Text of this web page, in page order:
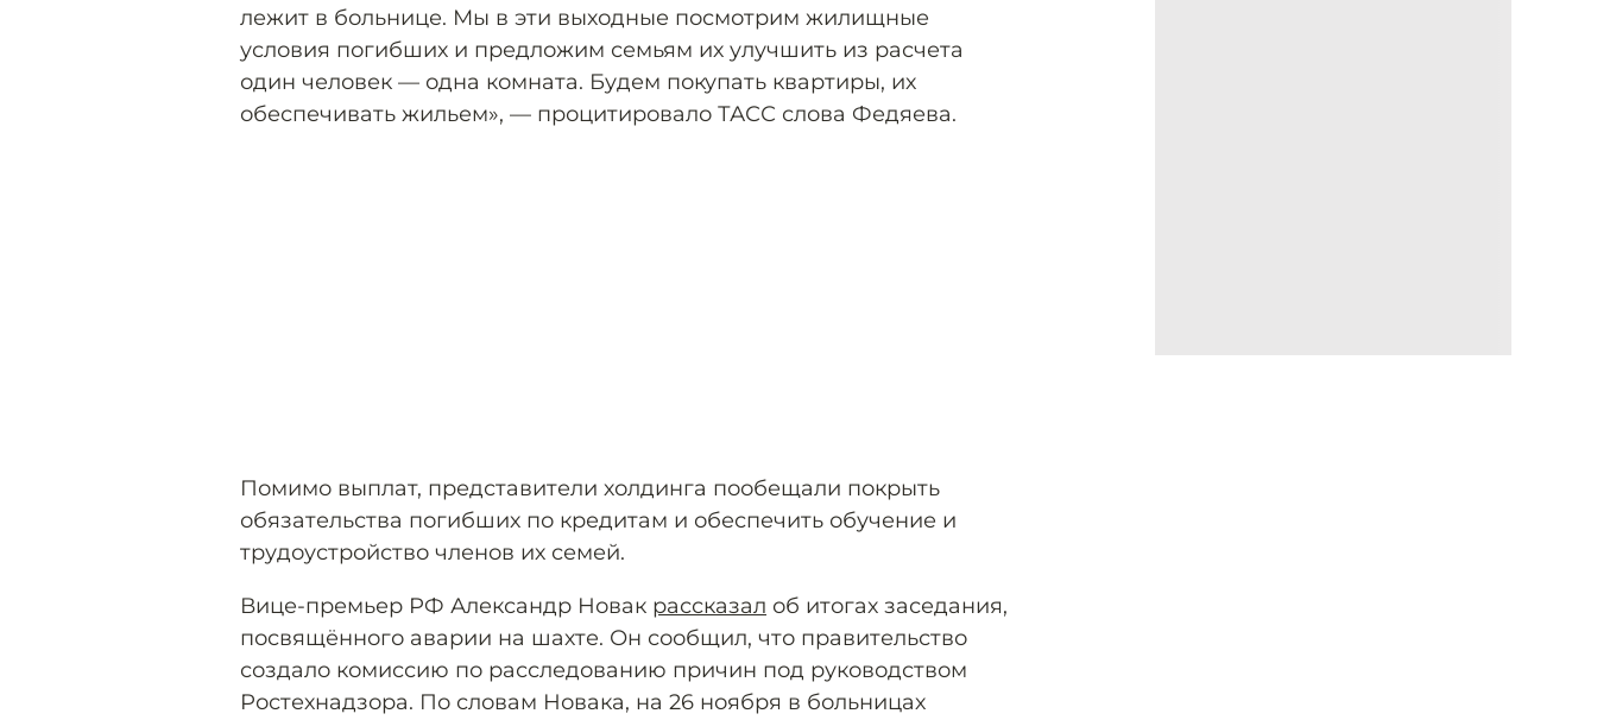
лежит в больнице. Мы в эти выходные посмотрим жилищные
условия погибших и предложим семьям их улучшить из расчета
один человек — одна комната. Будем покупать квартиры, их
обеспечивать жильем», — процитировало ТАСС слова Федяева.
Помимо выплат, представители холдинга пообещали покрыть
обязательства погибших по кредитам и обеспечить обучение и
трудоустройство членов их семей.
Вице-премьер РФ Александр Новак рассказал об итогах заседания,
посвящённого аварии на шахте. Он сообщил, что правительство
создало комиссию по расследованию причин под руководством
Ростехнадзора. По словам Новака, на 26 ноября в больницах